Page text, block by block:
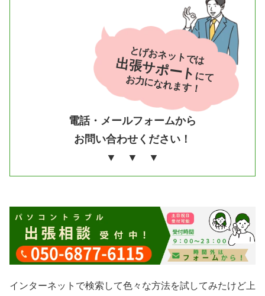
電話・メールフォームから
お問い合わせください！
▼ ▼ ▼
とげおネットでは
出張サポートにて
お力になれます！
インターネットで検索して色々な方法を試してみたけど上